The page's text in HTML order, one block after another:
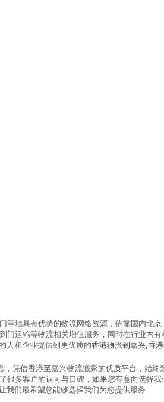
地具有优势的物流网络资源，依靠国内北
门运输等物流相关增值服务，同时在行业内
人和企业提供到更优质的香港物流到嘉兴,香
，凭借香港至嘉兴物流搬家的优质平台，始
很多客户的认可与口碑，如果您有意向选择
我们最希望您能够选择我们为您提供服务